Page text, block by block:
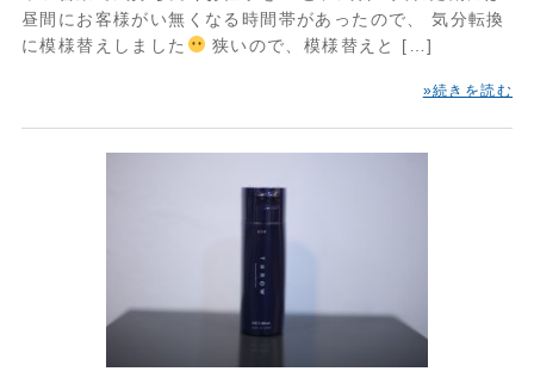
昼間にお客様がい無くなる時間帯があったので、 気分転換
に模様替えしました
狭いので、模様替えと […]
»続きを読む